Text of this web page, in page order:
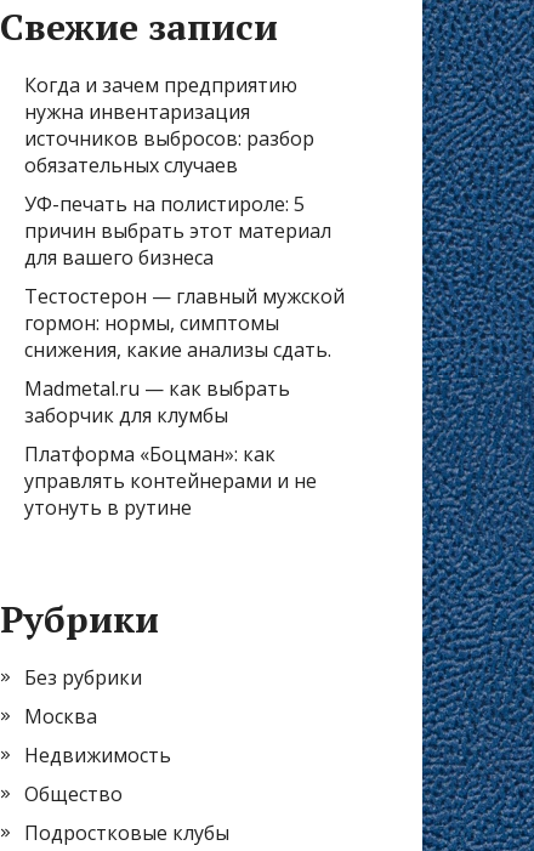
Свежие записи
Когда и зачем предприятию
нужна инвентаризация
источников выбросов: разбор
обязательных случаев
УФ-печать на полистироле: 5
причин выбрать этот материал
для вашего бизнеса
Тестостерон — главный мужской
гормон: нормы, симптомы
снижения, какие анализы сдать.
Madmetal.ru — как выбрать
заборчик для клумбы
Платформа «Боцман»: как
управлять контейнерами и не
утонуть в рутине
Рубрики
Без рубрики
Москва
Недвижимость
Общество
Подростковые клубы